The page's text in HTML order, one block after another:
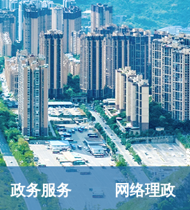
政务服务 网络理政